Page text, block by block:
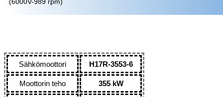
Sähkömoottori H17R-3553-6
Moottorin teho 355 kW